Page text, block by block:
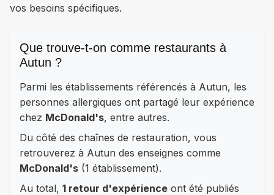
vos besoins spécifiques.
Que trouve-t-on comme restaurants à
Autun ?
Parmi les établissements référencés à Autun, les
personnes allergiques ont partagé leur expérience
chez McDonald's, entre autres.
Du côté des chaînes de restauration, vous
retrouverez à Autun des enseignes comme
McDonald's (1 établissement).
Au total, 1 retour d'expérience ont été publiés